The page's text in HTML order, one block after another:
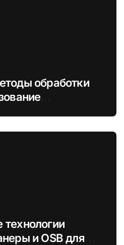
обработки
и OSB для